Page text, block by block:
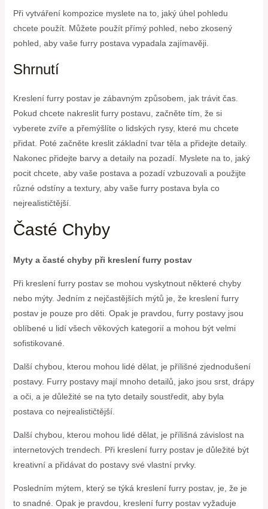
Při vytváření kompozice myslete na to, jaký úhel pohledu
chcete použít. Můžete použít přímý pohled, nebo zkosený
pohled, aby vaše furry postava vypadala zajímavěji.
Shrnutí
Kreslení furry postav je zábavným způsobem, jak trávit čas.
Pokud chcete nakreslit furry postavu, začněte tím, že si
vyberete zvíře a přemýšlíte o lidských rysy, které mu chcete
přidat. Poté začněte kreslit základní tvar těla a přidejte detaily.
Nakonec přidejte barvy a detaily na pozadí. Myslete na to, jaký
pocit chcete, aby vaše postava a pozadí vzbuzovali a použijte
různé odstíny a textury, aby vaše furry postava byla co
nejrealističtější.
Časté Chyby
Myty a časté chyby při kreslení furry postav
Při kreslení furry postav se mohou vyskytnout některé chyby
nebo mýty. Jedním z nejčastějších mýtů je, že kreslení furry
postav je pouze pro děti. Opak je pravdou, furry postavy jsou
oblíbené u lidí všech věkových kategorií a mohou být velmi
sofistikované.
Další chybou, kterou mohou lidé dělat, je přílišné zjednodušení
postavy. Furry postavy mají mnoho detailů, jako jsou srst, drápy
a oči, a je důležité se na tyto detaily soustředit, aby byla
postava co nejrealističtější.
Další chybou, kterou mohou lidé dělat, je přílišná závislost na
internetových trendech. Při kreslení furry postav je důležité být
kreativní a přidávat do postavy své vlastní prvky.
Posledním mýtem, který se týká kreslení furry postav, je, že je
to snadné. Opak je pravdou, kreslení furry postav vyžaduje